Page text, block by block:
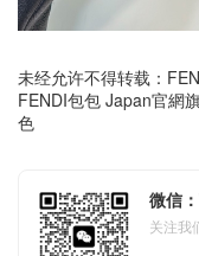
未经允许不得转载：
FENDI包包 Japan官網
色
微信
关注我